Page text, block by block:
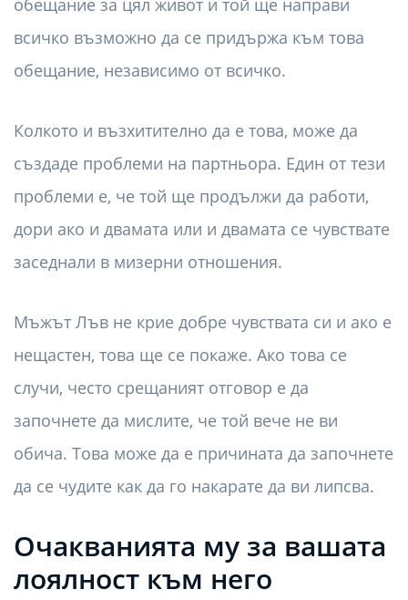
обещание за цял живот и той ще направи
всичко възможно да се придържа към това
обещание, независимо от всичко.
Колкото и възхитително да е това, може да
създаде проблеми на партньора. Един от тези
проблеми е, че той ще продължи да работи,
дори ако и двамата или и двамата се чувствате
заседнали в мизерни отношения.
Мъжът Лъв не крие добре чувствата си и ако е
нещастен, това ще се покаже. Ако това се
случи, често срещаният отговор е да
започнете да мислите, че той вече не ви
обича. Това може да е причината да започнете
да се чудите как да го накарате да ви липсва.
Очакванията му за вашата
лоялност към него